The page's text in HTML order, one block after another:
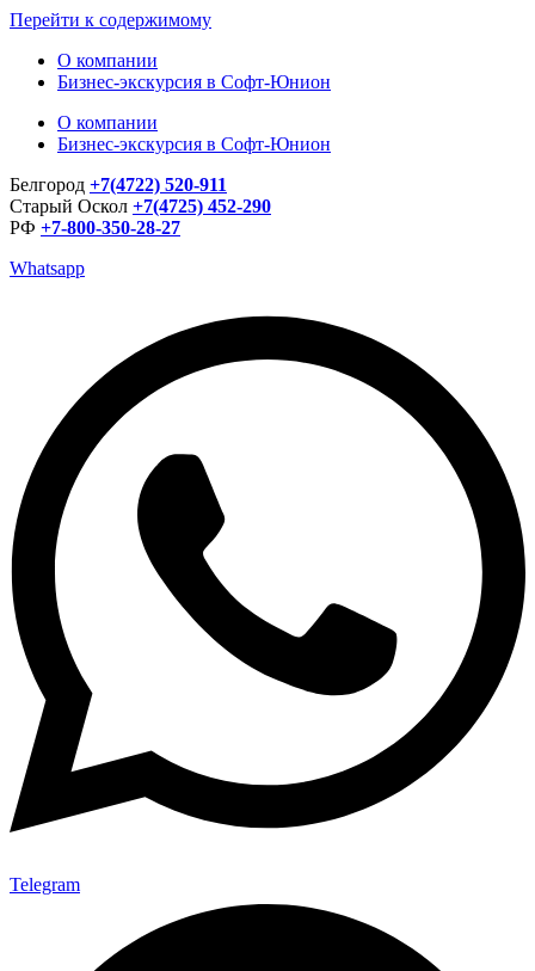
Перейти к содержимому
О компании
Бизнес-экскурсия в Софт-Юнион
О компании
Бизнес-экскурсия в Софт-Юнион
Белгород +7(4722) 520-911
Старый Оскол +7(4725) 452-290
РФ +7-800-350-28-27
Whatsapp
Telegram